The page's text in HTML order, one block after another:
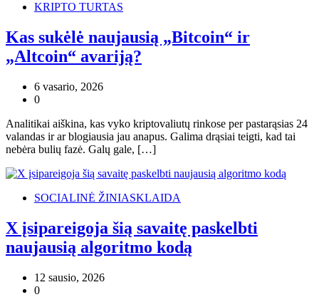
KRIPTO TURTAS
Kas sukėlė naujausią „Bitcoin“ ir
„Altcoin“ avariją?
6 vasario, 2026
0
Analitikai aiškina, kas vyko kriptovaliutų rinkose per pastarąsias 24
valandas ir ar blogiausia jau anapus. Galima drąsiai teigti, kad tai
nebėra bulių fazė. Galų gale, […]
SOCIALINĖ ŽINIASKLAIDA
X įsipareigoja šią savaitę paskelbti
naujausią algoritmo kodą
12 sausio, 2026
0